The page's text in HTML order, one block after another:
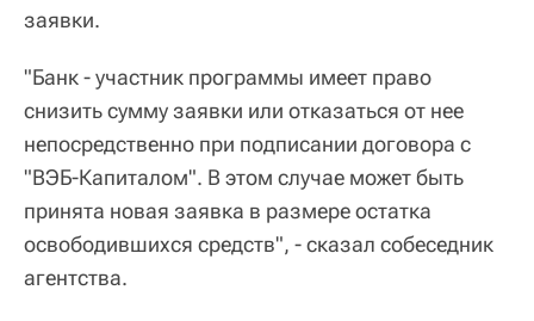
заявки.
"Банк - участник программы имеет право
снизить сумму заявки или отказаться от нее
непосредственно при подписании договора с
"ВЭБ-Капиталом". В этом случае может быть
принята новая заявка в размере остатка
освободившихся средств", - сказал собеседник
агентства.